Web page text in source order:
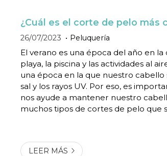
¿Cuál es el corte de pelo más
26/07/2023 Peluquería
El verano es una época del año en
playa, la piscina y las actividades al
una época en la que nuestro
sal y los rayos UV. Por eso, es
nos ayude a mantener nuestro
muchos tipos de cortes de pelo que
LEER MÁS